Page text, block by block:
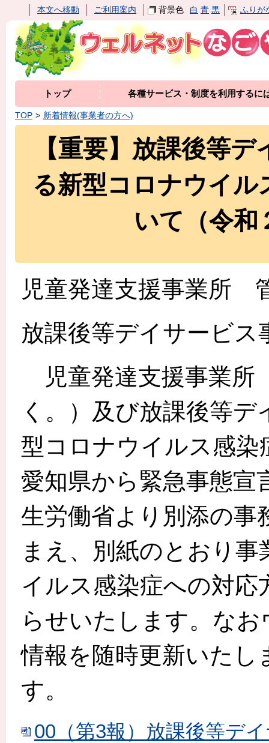
本文へ移動 ご利用案内 背景色 白 青 黒 ふりが
トップ 各種サービス・制度を利用するに
TOP 新着情報(事業者の方へ)
【重要】放課後等
る新型コロナウイル
いて（令和
児童発達支援事業所
放課後等デイサービ
児童発達支援事業所
く。）及び放課後等
型コロナウイルス感
愛知県から緊急事態宣
生労働省より別添の事
まえ、別紙のとおり
イルス感染症への対
らせいたします。な
情報を随時更新いた
す。
00（第3報）放課後等デ